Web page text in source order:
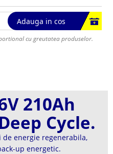
Adauga in cos
cu greutatea produselor.
210Ah
Cycle.
energie regenerabila,
up energetic.